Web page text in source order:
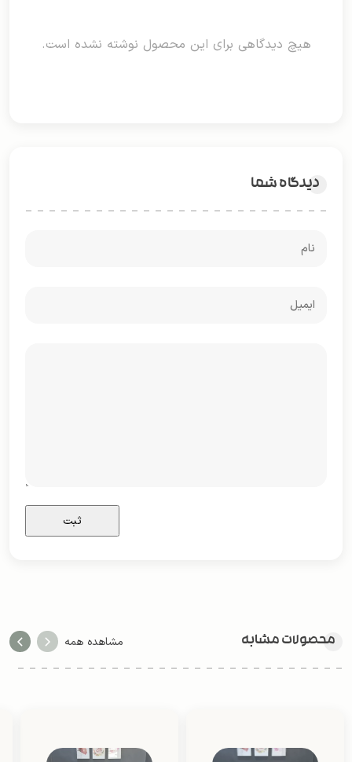
هیچ دیدگاهی برای این محصول نوشته نشده است.
دیدگاه شما
محصولات مشابه مشاهده همه